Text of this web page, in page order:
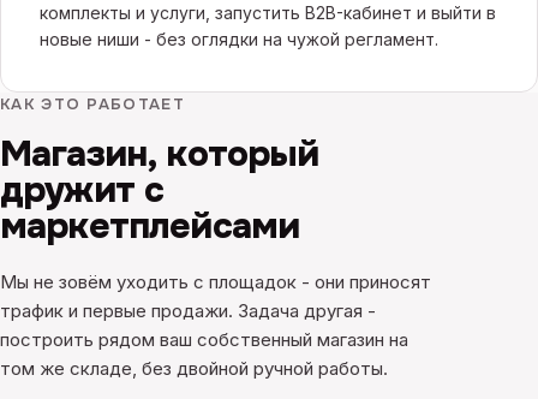
комплекты и услуги, запустить B2B-кабинет и выйти в
новые ниши - без оглядки на чужой регламент.
КАК ЭТО РАБОТАЕТ
Магазин, который
дружит с
маркетплейсами
Мы не зовём уходить с площадок - они приносят
трафик и первые продажи. Задача другая -
построить рядом ваш собственный магазин на
том же складе, без двойной ручной работы.